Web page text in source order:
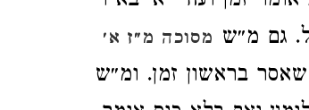
גם מ״ש מסוכה מ״ז א׳
בראשון זמן. ומ״ש